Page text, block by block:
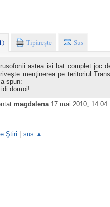
Tipăreşte Sus
astea isi bat complet joc
menţinerea pe teritoriul
spun:
domoi!
magdalena 17 mai 2010, 14:04
Ştiri sus ▲